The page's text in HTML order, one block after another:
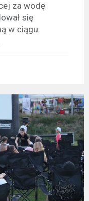
za wodę
się
w ciągu